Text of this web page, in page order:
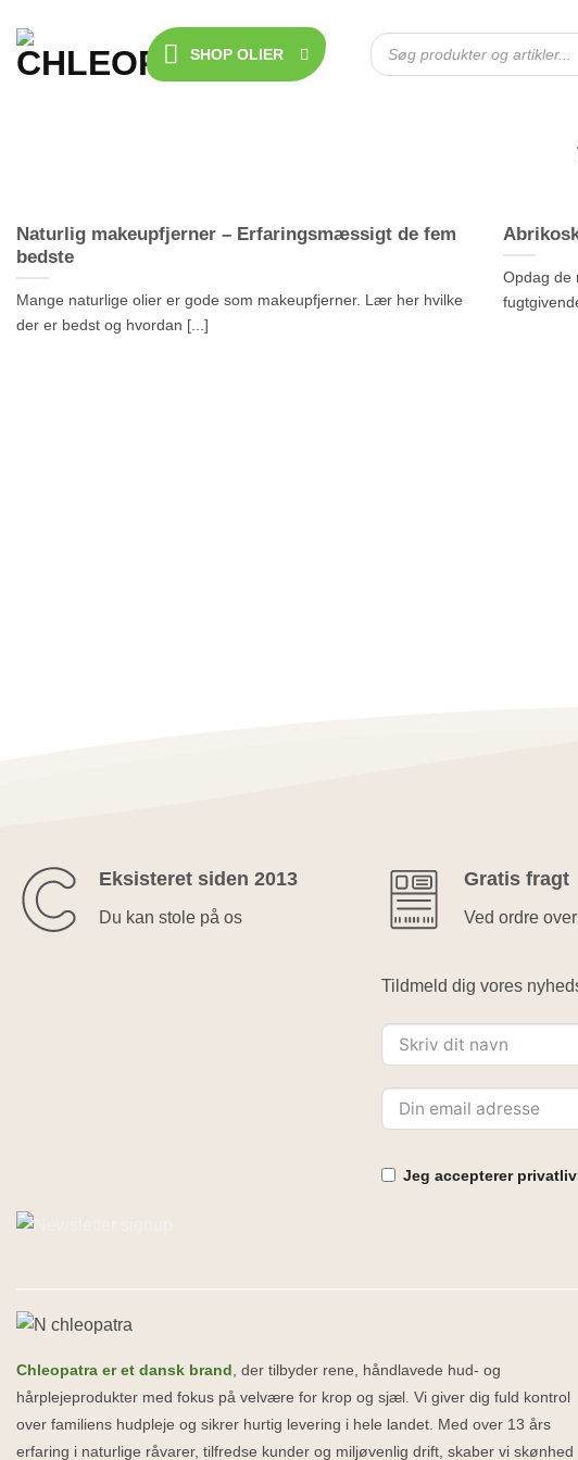
indhold
SHOP OLIER
Products
search
Naturlig makeupfjerner – Erfaringsmæssigt de fem
bedste
Mange naturlige olier er gode som makeupfjerner. Lær her hvilke
der er bedst og hvordan [...]
Opdag de
Eksisteret siden 2013
Du kan stole på os
Gratis fragt
Ved ordre
Tildmeld dig vores
Jeg accepterer
Chleopatra er et dansk brand , der tilbyder rene, håndlavede hud- og
hårplejeprodukter med fokus på velvære for krop og sjæl. Vi giver dig fuld kontrol
over familiens hudpleje og sikrer hurtig levering i hele landet. Med over 13 års
erfaring i naturlige råvarer, tilfredse kunder og miljøvenlig drift, skaber vi skønhed